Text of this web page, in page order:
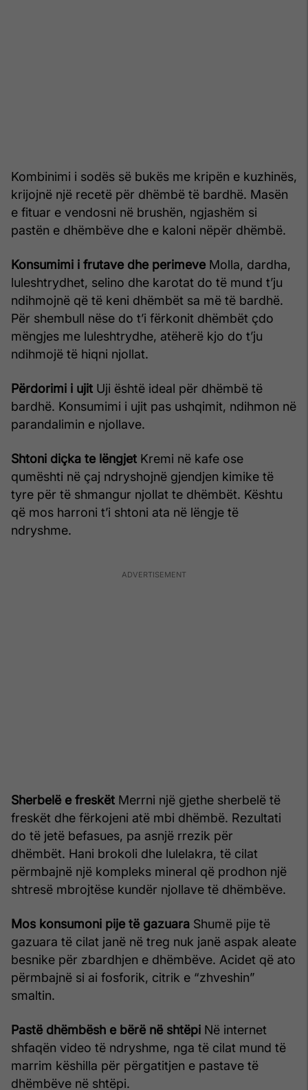
Kombinimi i sodës së bukës me kripën e kuzhinës,
krijojnë një recetë për dhëmbë të bardhë. Masën
e fituar e vendosni në brushën, ngjashëm si
pastën e dhëmbëve dhe e kaloni nëpër dhëmbë.
Konsumimi i frutave dhe perimeve Molla, dardha,
luleshtrydhet, selino dhe karotat do të mund t’ju
ndihmojnë që të keni dhëmbët sa më të bardhë.
Për shembull nëse do t’i fërkonit dhëmbët çdo
mëngjes me luleshtrydhe, atëherë kjo do t’ju
ndihmojë të hiqni njollat.
Përdorimi i ujit Uji është ideal për dhëmbë të
bardhë. Konsumimi i ujit pas ushqimit, ndihmon në
parandalimin e njollave.
Shtoni diçka te lëngjet Kremi në kafe ose
qumështi në çaj ndryshojnë gjendjen kimike të
tyre për të shmangur njollat te dhëmbët. Kështu
që mos harroni t’i shtoni ata në lëngje të
ndryshme.
Sherbelë e freskët Merrni një gjethe sherbelë të
freskët dhe fërkojeni atë mbi dhëmbë. Rezultati
do të jetë befasues, pa asnjë rrezik për
dhëmbët. Hani brokoli dhe lulelakra, të cilat
përmbajnë një kompleks mineral që prodhon një
shtresë mbrojtëse kundër njollave të dhëmbëve.
Mos konsumoni pije të gazuara Shumë pije të
gazuara të cilat janë në treg nuk janë aspak aleate
besnike për zbardhjen e dhëmbëve. Acidet që ato
përmbajnë si ai fosforik, citrik e “zhveshin”
smaltin.
Pastë dhëmbësh e bërë në shtëpi Në internet
shfaqën video të ndryshme, nga të cilat mund të
marrim këshilla për përgatitjen e pastave të
dhëmbëve në shtëpi.